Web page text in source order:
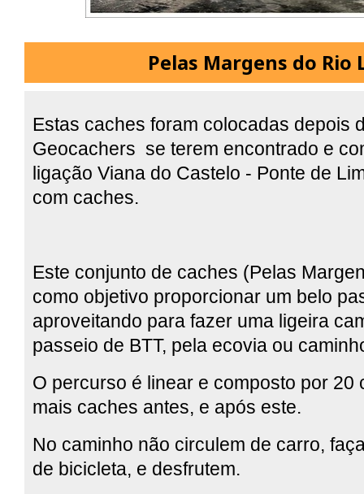
Pelas Margens do Rio
Estas caches foram colocadas depois
Geocachers se terem encontrado e
ligação Viana do Castelo - Ponte de
com caches.
Este conjunto de caches (Pelas
como objetivo proporcionar um belo
aproveitando para fazer uma ligeira
passeio de BTT, pela ecovia ou
O percurso é linear e composto por 20
mais caches antes, e após este.
No caminho não circulem de carro,
de bicicleta, e desfrutem.